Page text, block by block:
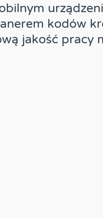
kodów
jakość pracy